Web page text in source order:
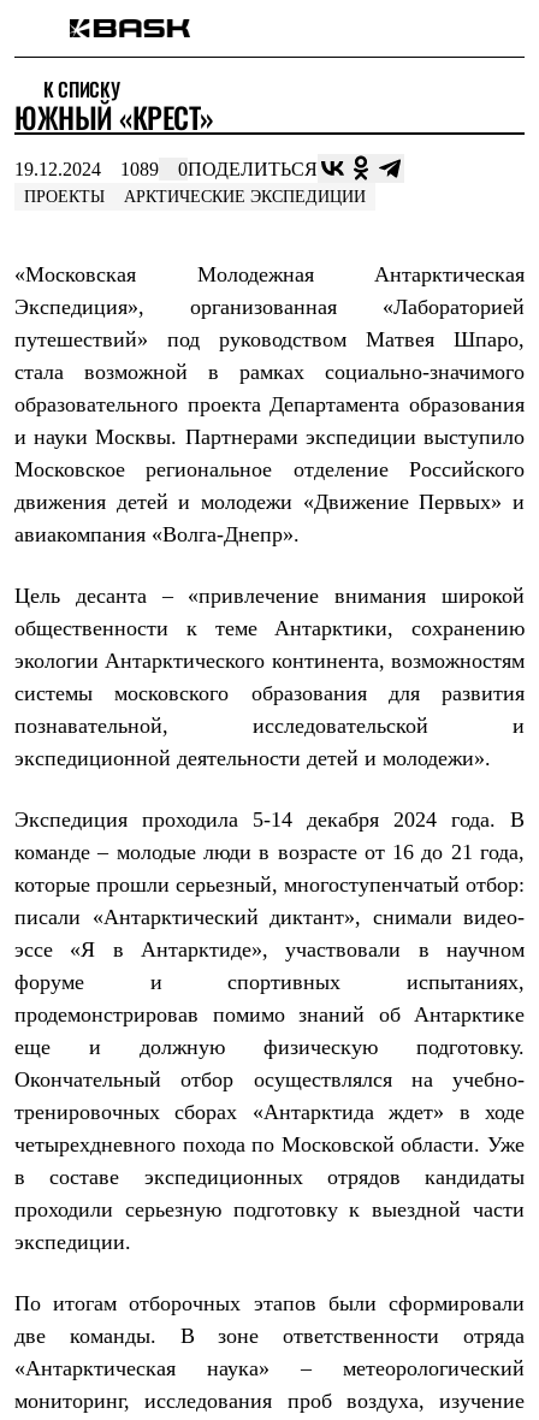
Интернет-магазин
Мужская одежда
Утепленная пухом
Куртки
Брюки
Жилеты
Куртки
Брюки
Штормовая одежда
Куртки
Брюки
Куртки
Брюки
Куртки
Брюки
Термобелье
Среднее термобелье
Легкое термобелье
Лёгкая одежда
Футболки
Брюки
Шорты
Куртки
Брюки
Жилеты
Утепленная синтетикой
Куртки
Штормовая одежда
Куртки
Куртки
Брюки
Лёгкая одежда
Футболки
Толстовки
Термобелье
Теплое термобелье
Легкое термобелье
Куртки
Детская одежда
Утепленная пухом
Комбинезоны
К СПИСКУ
ЮЖНЫЙ «КРЕСТ»
19.12.2024 1089 0ПОДЕЛИТЬСЯ
ПРОЕКТЫ АРКТИЧЕСКИЕ ЭКСПЕДИЦИИ
«Московская Молодежная Антарктическая
Экспедиция», организованная «Лабораторией
путешествий» под руководством Матвея Шпаро,
стала возможной в рамках социально-значимого
образовательного проекта Департамента образования
и науки Москвы. Партнерами экспедиции выступило
Московское региональное отделение Российского
движения детей и молодежи «Движение Первых» и
авиакомпания «Волга-Днепр».
Цель десанта – «привлечение внимания широкой
общественности к теме Антарктики, сохранению
экологии Антарктического континента, возможностям
системы московского образования для развития
познавательной, исследовательской и
экспедиционной деятельности детей и молодежи».
Экспедиция проходила 5-14 декабря 2024 года. В
команде – молодые люди в возрасте от 16 до 21 года,
которые прошли серьезный, многоступенчатый отбор:
писали «Антарктический диктант», снимали видео-
эссе «Я в Антарктиде», участвовали в научном
форуме и спортивных испытаниях,
продемонстрировав помимо знаний об Антарктике
еще и должную физическую подготовку.
Окончательный отбор осуществлялся на учебно-
тренировочных сборах «Антарктида ждет» в ходе
четырехдневного похода по Московской области. Уже
в составе экспедиционных отрядов кандидаты
проходили серьезную подготовку к выездной части
экспедиции.
По итогам отборочных этапов были сформировали
две команды. В зоне ответственности отряда
«Антарктическая наука» – метеорологический
мониторинг, исследования проб воздуха, изучение